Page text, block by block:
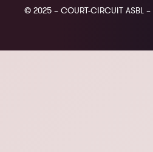
© 2025 – COURT-CIRCUIT ASBL –